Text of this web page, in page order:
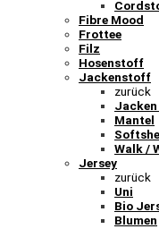
Fibre Mood
Frottee
Filz
Hosenstoff
Jackenstoff
zurück
Mantel
Walk /
Jersey
zurück
Uni
Bio
Blumen